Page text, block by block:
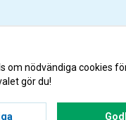
om nödvändiga cookies
gör du!